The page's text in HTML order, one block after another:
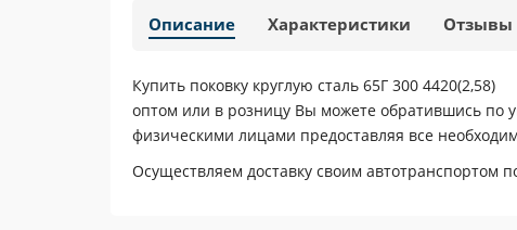
Описание Характеристики Отзывы
Купить поковку круглую сталь 65Г 300 4420(2,58)
оптом или в розницу Вы можете обратившись по
физическими лицами предоставляя все
Осуществляем доставку своим автотранспортом